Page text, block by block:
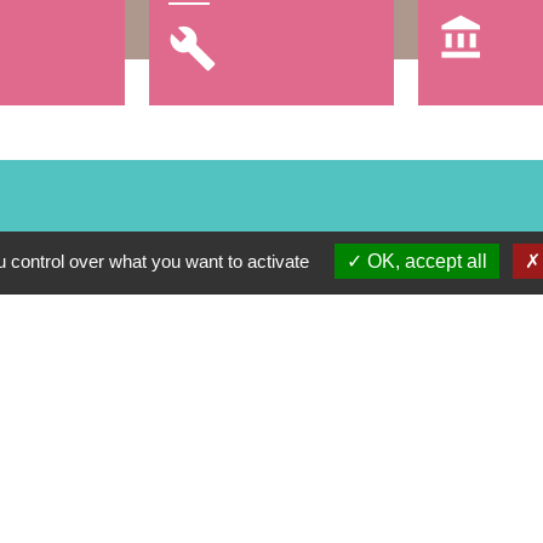
build account_balance
over what you want to activate OK, accept all